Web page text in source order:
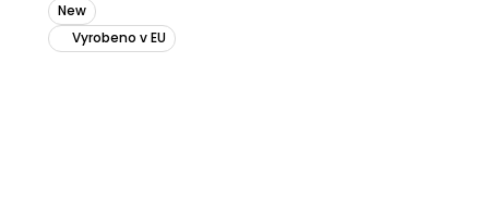
New
Vyrobeno v EU